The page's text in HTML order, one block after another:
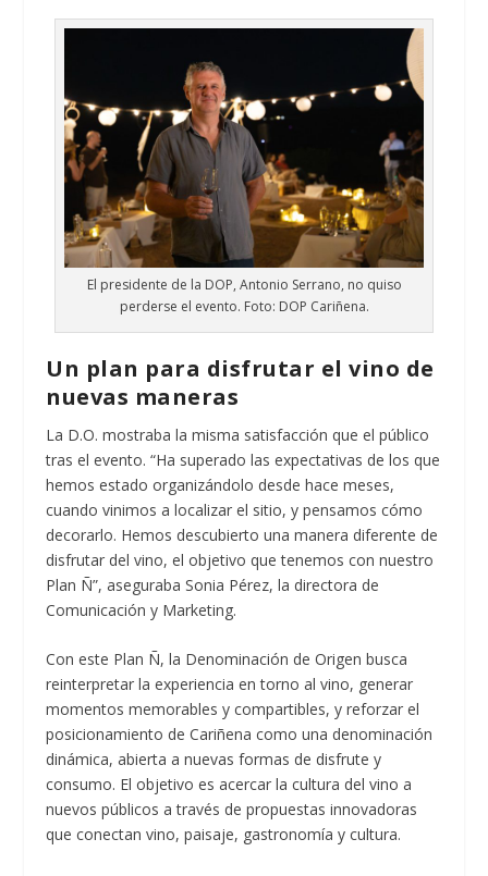
El presidente de la DOP, Antonio Serrano, no quiso
perderse el evento. Foto: DOP Cariñena.
Un plan para disfrutar el vino de
nuevas maneras
La D.O. mostraba la misma satisfacción que el público
tras el evento. “Ha superado las expectativas de los que
hemos estado organizándolo desde hace meses,
cuando vinimos a localizar el sitio, y pensamos cómo
decorarlo. Hemos descubierto una manera diferente de
disfrutar del vino, el objetivo que tenemos con nuestro
Plan Ñ”, aseguraba Sonia Pérez, la directora de
Comunicación y Marketing.
Con este Plan Ñ, la Denominación de Origen busca
reinterpretar la experiencia en torno al vino, generar
momentos memorables y compartibles, y reforzar el
posicionamiento de Cariñena como una denominación
dinámica, abierta a nuevas formas de disfrute y
consumo. El objetivo es acercar la cultura del vino a
nuevos públicos a través de propuestas innovadoras
que conectan vino, paisaje, gastronomía y cultura.